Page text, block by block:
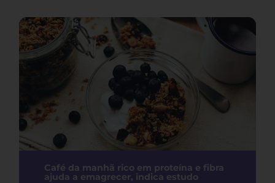
Café da manhã rico em proteína e fibra
ajuda a emagrecer, indica estudo